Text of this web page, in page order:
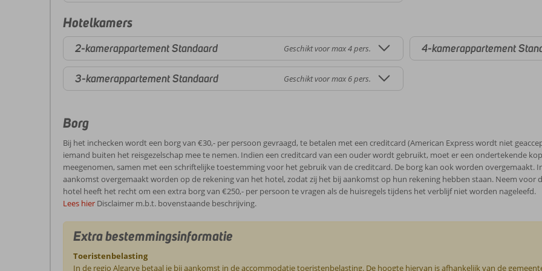
Hotelkamers
2-kamerappartement Standaard Geschikt voor max 4 pers.
3-kamerappartement Standaard Geschikt voor max 6 pers.
4-kamerappartement
Borg
Bij het inchecken wordt een borg van €30,- per persoon gevraagd, te betalen met een creditcard (American Express wordt niet
iemand buiten het reisgezelschap mee te nemen. Indien een creditcard van een ouder wordt gebruikt, moet er een ondertekende
meegenomen, samen met een schriftelijke toestemming voor het gebruik van de creditcard. De borg kan ook worden overgemaakt.
aankomst overgemaakt worden op de rekening van het hotel, zodat zij het bij aankomst op hun rekening hebben staan. Neem voor
hotel heeft het recht om een extra borg van €250,- per persoon te vragen als de huisregels tijdens het verblijf niet worden nageleefd.
Lees hier Disclaimer m.b.t. bovenstaande beschrijving.
Extra bestemmingsinformatie
Toeristenbelasting
In de regio Algarve betaal je bij aankomst in de accommodatie toeristenbelasting. De hoogte hiervan is afhankelijk van de